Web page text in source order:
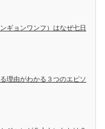
ギョンワンフ）はなぜ七日
理由がわかる３つのエピソ